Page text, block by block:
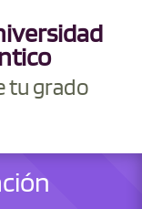
tu grado